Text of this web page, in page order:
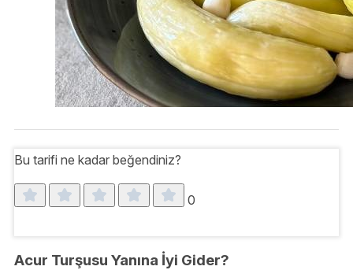
Bu tarifi ne kadar beğendiniz?
0
Acur Turşusu Yanına İyi Gider?